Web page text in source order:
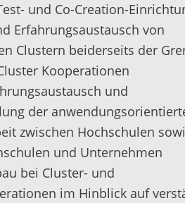
und Co-Creation-
Erfahrungsaustausch von
Clustern beiderseits der
Kooperationen
und
der
zwischen Hochschulen
und Unternehmen
bei Cluster- und
im Hinblick auf